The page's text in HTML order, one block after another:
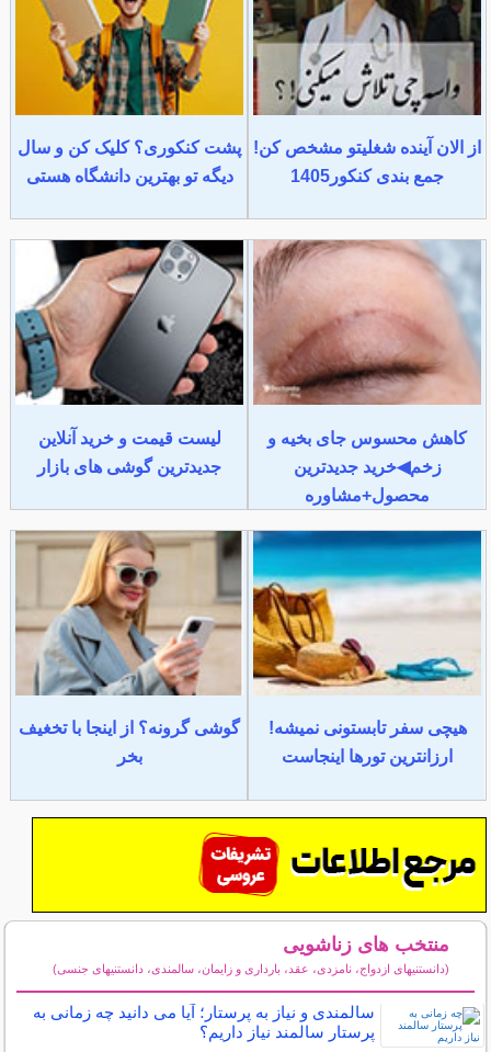
از الان آینده شغلیتو مشخص کن!
جمع بندی کنکور1405
پشت کنکوری؟ کلیک کن و سال
دیگه تو بهترین دانشگاه هستی
کاهش محسوس جای بخیه و
زخم◀خرید جدیدترین
محصول+مشاوره
لیست قیمت و خرید آنلاین
جدیدترین گوشی های بازار
هیچی سفر تابستونی نمیشه!
ارزانترین تورها اینجاست
گوشی گرونه؟ از اینجا با تخغیف
بخر
منتخب های زناشویی
(دانستنیهای ازدواج، نامزدی، عقد، بارداری و زایمان، سالمندی، دانستنیهای جنسی)
سالمندی و نیاز به پرستار؛ آیا می دانید چه زمانی به
پرستار سالمند نیاز داریم؟